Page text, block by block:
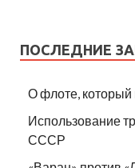
ПОСЛЕДНИЕ
О флоте,
Использование
СССР